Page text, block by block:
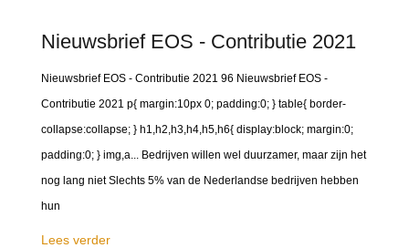
Nieuwsbrief EOS - Contributie 2021
Nieuwsbrief EOS - Contributie 2021 96 Nieuwsbrief EOS -
Contributie 2021 p{ margin:10px 0; padding:0; } table{ border-
collapse:collapse; } h1,h2,h3,h4,h5,h6{ display:block; margin:0;
padding:0; } img,a... Bedrijven willen wel duurzamer, maar zijn het
nog lang niet Slechts 5% van de Nederlandse bedrijven hebben
hun
Lees verder